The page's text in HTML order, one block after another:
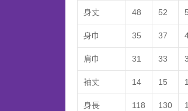
身丈 48 52
身巾 35 37
肩巾 31 33
袖丈 14 15
身長 118 130